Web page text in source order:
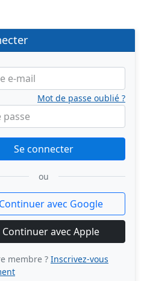
e-mail
passe
Mot de passe oublié ?
Se connecter
ou
Continuer avec Google
Continuer avec Apple
membre ? Inscrivez-vous